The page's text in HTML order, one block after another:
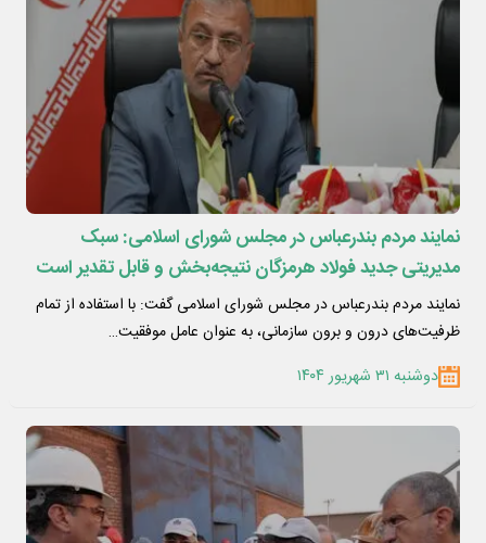
نمایند مردم بندرعباس در مجلس شورای اسلامی: سبک
مدیریتی جدید فولاد هرمزگان نتیجه‌بخش و قابل تقدیر است
نمایند مردم بندرعباس در مجلس شورای اسلامی گفت: با استفاده از تمام
ظرفیت‌های درون و برون سازمانی، به عنوان عامل موفقیت…
دوشنبه ۳۱ شهریور ۱۴۰۴